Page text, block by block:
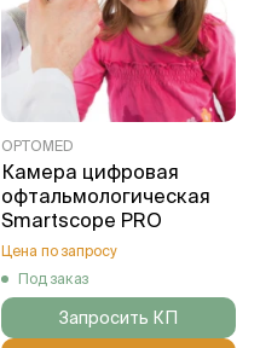
OPTOMED
Камера цифровая
офтальмологическая
Smartscope PRO
Цена по запросу
Под заказ
Запросить КП